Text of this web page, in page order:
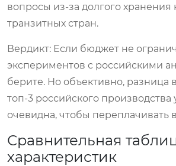
вопросы из-за долгого хранения
транзитных стран.
Вердикт: Если бюджет не
экспериментов с российскими
берите. Но объективно, разница
топ-3 российского производства
очевидна, чтобы переплачивать
Сравнительная
характеристик